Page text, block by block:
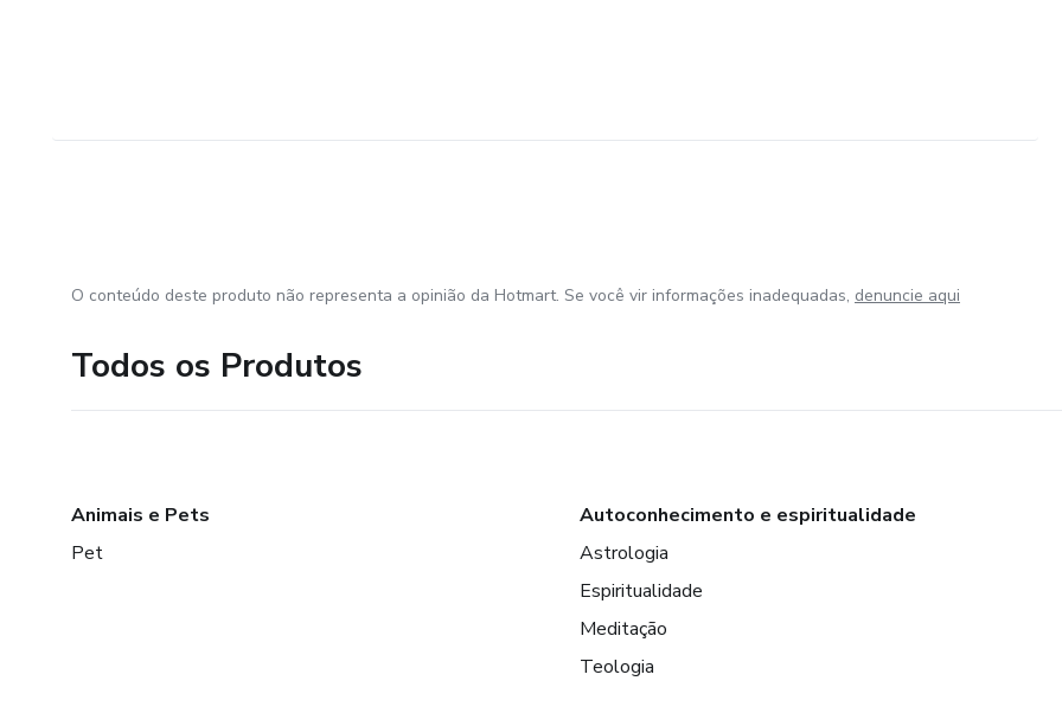
O conteúdo deste produto não representa a opinião da Hotmart. Se você vir informações inadequadas, denuncie aqui
Todos os Produtos
Animais e Pets
Pet
Autoconhecimento e espiritualidade
Astrologia
Espiritualidade
Meditação
Teologia